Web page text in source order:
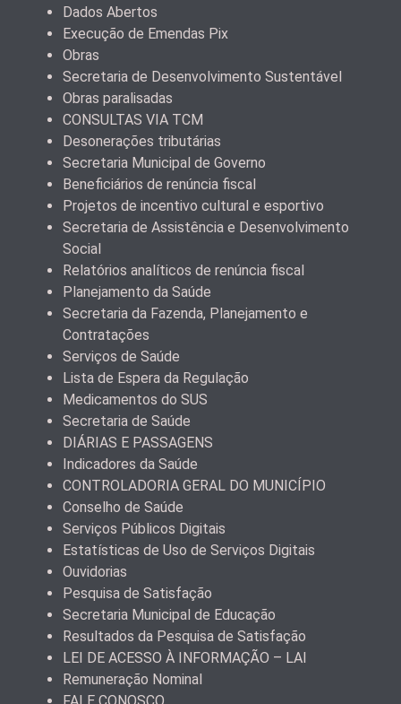
Dados Abertos
Execução de Emendas Pix
Obras
Secretaria de Desenvolvimento Sustentável
Obras paralisadas
CONSULTAS VIA TCM
Desonerações tributárias
Secretaria Municipal de Governo
Beneficiários de renúncia fiscal
Projetos de incentivo cultural e esportivo
Secretaria de Assistência e Desenvolvimento
Social
Relatórios analíticos de renúncia fiscal
Planejamento da Saúde
Secretaria da Fazenda, Planejamento e
Contratações
Serviços de Saúde
Lista de Espera da Regulação
Medicamentos do SUS
Secretaria de Saúde
DIÁRIAS E PASSAGENS
Indicadores da Saúde
CONTROLADORIA GERAL DO MUNICÍPIO
Conselho de Saúde
Serviços Públicos Digitais
Estatísticas de Uso de Serviços Digitais
Ouvidorias
Pesquisa de Satisfação
Secretaria Municipal de Educação
Resultados da Pesquisa de Satisfação
LEI DE ACESSO À INFORMAÇÃO – LAI
Remuneração Nominal